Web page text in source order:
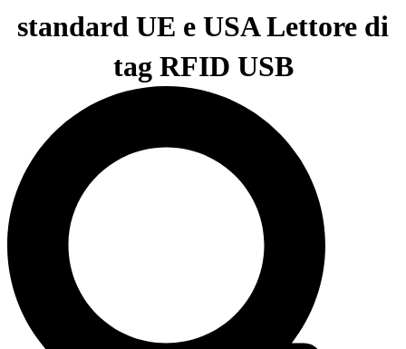
standard UE e USA Lettore di
tag RFID USB